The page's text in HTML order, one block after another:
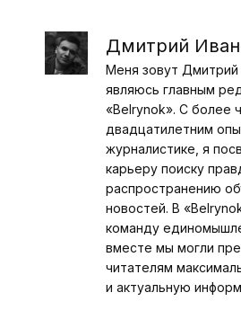
Дмитрий
Меня зовут Дмитрий
являюсь главным
«Belrynok». С более
двадцатилетним
журналистике, я
карьеру поиску
распространению
новостей. В
команду
вместе мы могли
читателям
и актуальную